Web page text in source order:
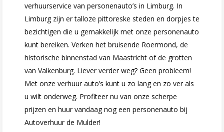
verhuurservice van personenauto’s in Limburg. In
Limburg zijn er talloze pittoreske steden en dorpjes te
bezichtigen die u gemakkelijk met onze personenauto
kunt bereiken. Verken het bruisende Roermond, de
historische binnenstad van Maastricht of de grotten
van Valkenburg. Liever verder weg? Geen probleem!
Met onze verhuur auto’s kunt u zo lang en zo ver als
u wilt onderweg. Profiteer nu van onze scherpe
prijzen en huur vandaag nog een personenauto bij
Autoverhuur de Mulder!